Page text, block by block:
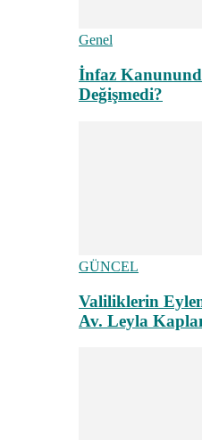
Genel
İnfaz
Değişmedi?
GÜNCEL
Valiliklerin
Av. Leyla